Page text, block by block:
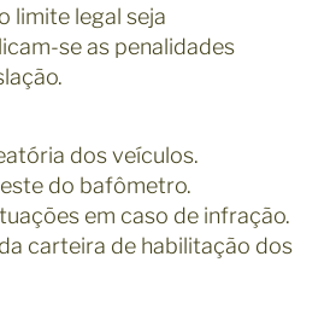
limite legal seja
se as penalidades
dos veículos.
do bafômetro.
em caso de infração.
carteira de habilitação dos